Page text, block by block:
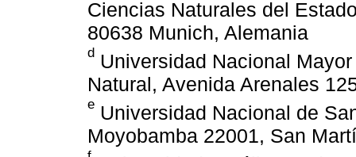
Ciencias Naturales del
80638 Munich, Alemania
d Universidad Nacional
Natural, Avenida Arenales
e Universidad Nacional de
Moyobamba 22001, San